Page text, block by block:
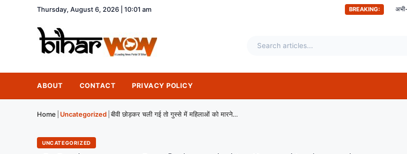
Thursday, August 6, 2026 | 10:01 am BREAKING:
अभी-अभी ; दिल्ली समेत देश के
ABOUT CONTACT PRIVACY POLICY
Home Uncategorized बीवी छोड़कर चली गई तो गुस्से में महिलाओं को मारने लगा चाकू, पूछताछ में बोला- ‘मन किया तो मार दिया’
UNCATEGORIZED